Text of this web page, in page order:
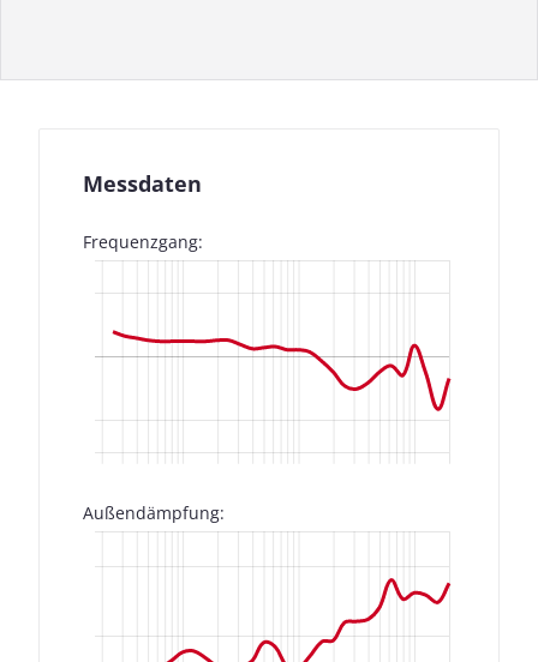
Messdaten
Frequenzgang:
Außendämpfung: